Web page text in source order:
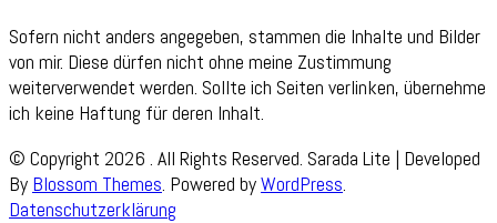
Sofern nicht anders angegeben, stammen die Inhalte und Bilder
von mir. Diese dürfen nicht ohne meine Zustimmung
weiterverwendet werden. Sollte ich Seiten verlinken, übernehme
ich keine Haftung für deren Inhalt.
© Copyright 2026 . All Rights Reserved. Sarada Lite | Developed
By Blossom Themes. Powered byWordPress.
Datenschutzerklärung